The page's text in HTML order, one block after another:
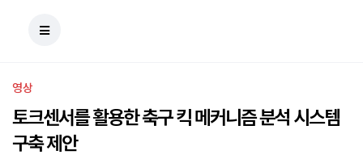
영상
토크센서를 활용한 축구 킥 메커니즘 분석 시스템
구축 제안